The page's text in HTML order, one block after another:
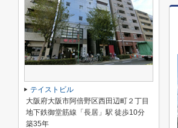
テイストビル
大阪府大阪市阿倍野区西田辺町２丁目
地下鉄御堂筋線「長居」駅 徒歩10分
築35年